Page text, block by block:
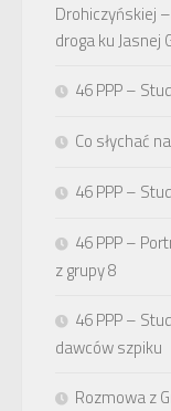
Drohiczyńskiej
droga ku Jasnej
46 PPP –
Co słychać
46 PPP –
46 PPP –
z grupy 8
46 PPP –
dawców szpiku
Rozmowa z